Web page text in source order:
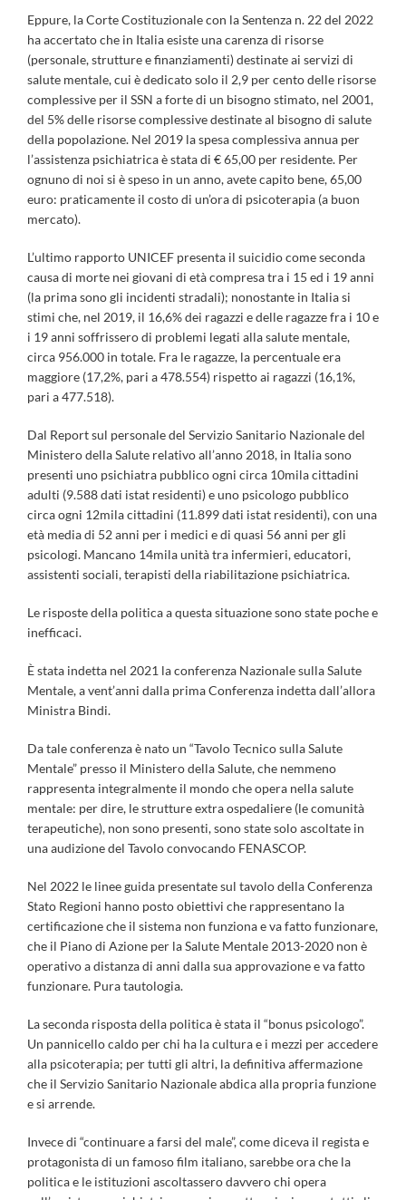
Eppure, la Corte Costituzionale con la Sentenza n. 22 del 2022
ha accertato che in Italia esiste una carenza di risorse
(personale, strutture e finanziamenti) destinate ai servizi di
salute mentale, cui è dedicato solo il 2,9 per cento delle risorse
complessive per il SSN a forte di un bisogno stimato, nel 2001,
del 5% delle risorse complessive destinate al bisogno di salute
della popolazione. Nel 2019 la spesa complessiva annua per
l’assistenza psichiatrica è stata di € 65,00 per residente. Per
ognuno di noi si è speso in un anno, avete capito bene, 65,00
euro: praticamente il costo di un’ora di psicoterapia (a buon
mercato).
L’ultimo rapporto UNICEF presenta il suicidio come seconda
causa di morte nei giovani di età compresa tra i 15 ed i 19 anni
(la prima sono gli incidenti stradali); nonostante in Italia si
stimi che, nel 2019, il 16,6% dei ragazzi e delle ragazze fra i 10 e
i 19 anni soffrissero di problemi legati alla salute mentale,
circa 956.000 in totale. Fra le ragazze, la percentuale era
maggiore (17,2%, pari a 478.554) rispetto ai ragazzi (16,1%,
pari a 477.518).
Dal Report sul personale del Servizio Sanitario Nazionale del
Ministero della Salute relativo all’anno 2018, in Italia sono
presenti uno psichiatra pubblico ogni circa 10mila cittadini
adulti (9.588 dati istat residenti) e uno psicologo pubblico
circa ogni 12mila cittadini (11.899 dati istat residenti), con una
età media di 52 anni per i medici e di quasi 56 anni per gli
psicologi. Mancano 14mila unità tra infermieri, educatori,
assistenti sociali, terapisti della riabilitazione psichiatrica.
Le risposte della politica a questa situazione sono state poche e
inefficaci.
È stata indetta nel 2021 la conferenza Nazionale sulla Salute
Mentale, a vent’anni dalla prima Conferenza indetta dall’allora
Ministra Bindi.
Da tale conferenza è nato un “Tavolo Tecnico sulla Salute
Mentale” presso il Ministero della Salute, che nemmeno
rappresenta integralmente il mondo che opera nella salute
mentale: per dire, le strutture extra ospedaliere (le comunità
terapeutiche), non sono presenti, sono state solo ascoltate in
una audizione del Tavolo convocando FENASCOP.
Nel 2022 le linee guida presentate sul tavolo della Conferenza
Stato Regioni hanno posto obiettivi che rappresentano la
certificazione che il sistema non funziona e va fatto funzionare,
che il Piano di Azione per la Salute Mentale 2013-2020 non è
operativo a distanza di anni dalla sua approvazione e va fatto
funzionare. Pura tautologia.
La seconda risposta della politica è stata il “bonus psicologo”.
Un pannicello caldo per chi ha la cultura e i mezzi per accedere
alla psicoterapia; per tutti gli altri, la definitiva affermazione
che il Servizio Sanitario Nazionale abdica alla propria funzione
e si arrende.
Invece di “continuare a farsi del male”, come diceva il regista e
protagonista di un famoso film italiano, sarebbe ora che la
politica e le istituzioni ascoltassero davvero chi opera